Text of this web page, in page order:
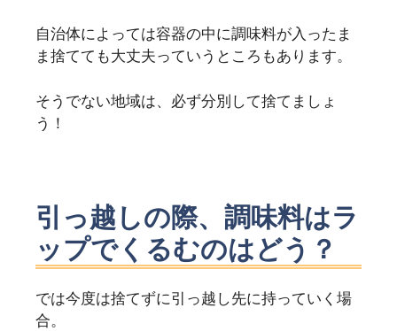
自治体によっては容器の中に調味料が入ったま
ま捨てても大丈夫っていうところもあります。
そうでない地域は、必ず分別して捨てましょ
う！
引っ越しの際、調味料はラ
ップでくるむのはどう？
では今度は捨てずに引っ越し先に持っていく場
合。